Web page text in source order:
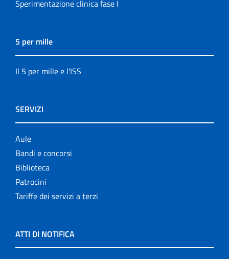
Sperimentazione clinica fase I
5 per mille
Il 5 per mille e l'ISS
SERVIZI
Aule
Bandi e concorsi
Biblioteca
Patrocini
Tariffe dei servizi a terzi
ATTI DI NOTIFICA